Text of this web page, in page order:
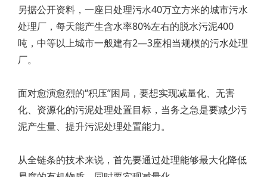
另据公开资料，一座日处理污水40万立方米的城市污水
处理厂，每天能产生含水率80%左右的脱水污泥400
吨，中等以上城市一般建有2—3座相当规模的污水处理
厂。
面对愈演愈烈的“积压”困局，要想实现减量化、无害
化、资源化的污泥处理处置目标，当务之急是要减少污
泥产生量、提升污泥处理处置能力。
从全链条的技术来说，首先要通过处理能够最大化降低